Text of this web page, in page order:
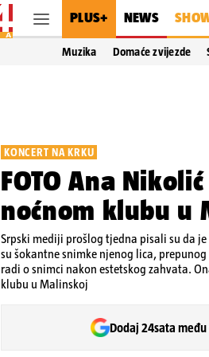
PLUS+ NEWS
Muzika Domaće zvijezde
KONCERT NA KRKU
FOTO Ana
noćnom klubu u
Srpski mediji prošlog tjedna pisali su da
su šokantne snimke njenog lica,
radi o snimci nakon estetskog zahvata.
klubu u Malinskoj
Dodaj 24sata